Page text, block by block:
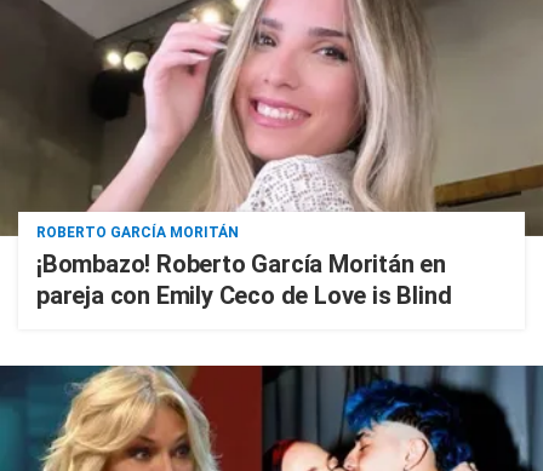
ROBERTO GARCÍA MORITÁN
¡Bombazo! Roberto García Moritán en
pareja con Emily Ceco de Love is Blind